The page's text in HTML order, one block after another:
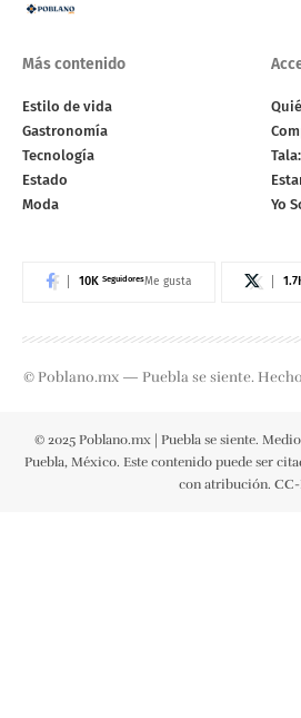
Más contenido
Estilo de vida
Gastronomía
Tecnología
Estado
Moda
Yo
10K SeguidoresMe gusta
© Poblano.mx — Puebla se siente.
© 2025 Poblano.mx | Puebla se siente.
Puebla, México. Este contenido puede ser
con atribución. CC-